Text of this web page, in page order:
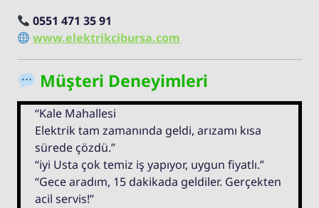
0551 471 35 91
www.elektrikcibursa.com
Müşteri Deneyimleri
“Kale Mahallesi
Elektrik tam zamanında geldi, arızamı kısa
sürede çözdü.”
“iyi Usta çok temiz iş yapıyor, uygun fiyatlı.”
“Gece aradım, 15 dakikada geldiler. Gerçekten
acil servis!”